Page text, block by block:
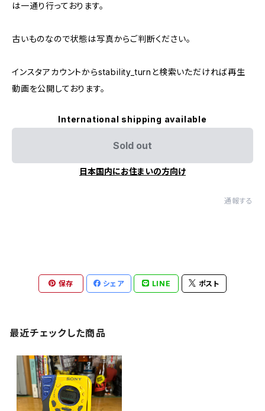
は一通り行っております。
古いものなので状態は写真からご判断ください。
インスタアカウントからstability_turnと検索いただければ再生
動画を公開しております。
International shipping available
Sold out
日本国内にお住まいの方向け
通報する
保存 シェア LINE ポスト
最近チェックした商品